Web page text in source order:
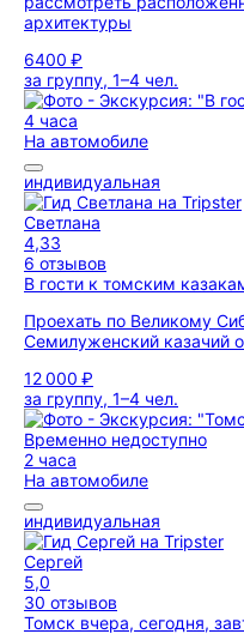
архитектуры
6400 ₽
за группу, 1–4 чел.
4 часа
На автомобиле
индивидуальная
Светлана
4,33
6 отзывов
В гости к томским
Проехать по Великому
Семилуженский казачий
12 000 ₽
за группу, 1–4 чел.
Временно недоступно
2 часа
На автомобиле
индивидуальная
Сергей
5,0
30 отзывов
Томск вчера, сегодня,